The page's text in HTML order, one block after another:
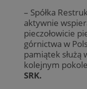
– Spółka
aktywnie
pieczołowicie
górnictwa w
pamiątek służą
kolejnym
SRK.